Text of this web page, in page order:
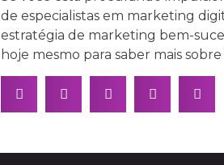
de especialistas em marketing
estratégia de marketing bem-
hoje mesmo para saber mais sobre